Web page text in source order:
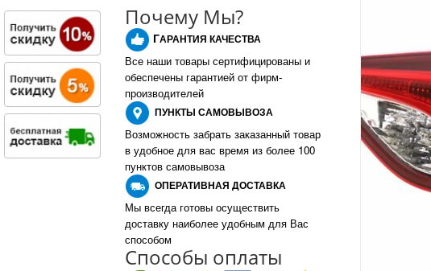
Почему Мы?
ГАРАНТИЯ КАЧЕСТВА
Все наши товары сертифицированы и
обеспечены гарантией от фирм-
производителей
ПУНКТЫ САМОВЫВОЗА
Возможность забрать заказанный товар
в удобное для вас время из более 100
пунктов самовывоза
ОПЕРАТИВНАЯ ДОСТАВКА
Мы всегда готовы осуществить
доставку наиболее удобным для Вас
способом
Способы оплаты